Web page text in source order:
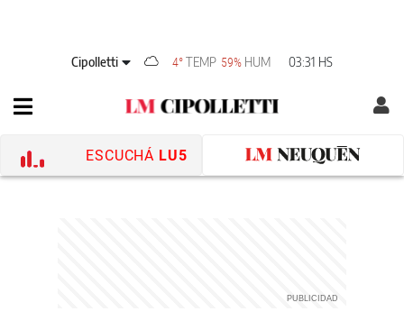
Cipolletti 4°TEMP 59% HUM 03:31 HS
ESCUCHÁ LU5